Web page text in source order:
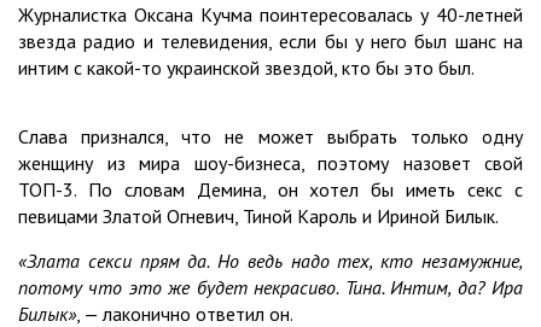
Журналистка Оксана Кучма поинтересовалась у 40-летней
звезда радио и телевидения, если бы у него был шанс на
интим с какой-то украинской звездой, кто бы это был.
Слава признался, что не может выбрать только одну
женщину из мира шоу-бизнеса, поэтому назовет свой
ТОП-3. По словам Демина, он хотел бы иметь секс с
певицами Златой Огневич, Тиной Кароль и Ириной Билык.
«Злата секси прям да. Но ведь надо тех, кто незамужние,
потому что это же будет некрасиво. Тина. Интим, да? Ира
Билык», — лаконично ответил он.